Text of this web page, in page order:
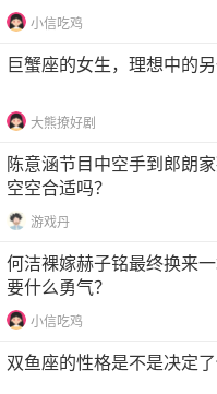
小信吃鸡
巨蟹座的女生，理想中的
大熊撩好剧
陈意涵节目中空手到郎朗
空空合适吗？
游戏丹
何洁裸嫁赫子铭最终换来
要什么勇气？
小信吃鸡
双鱼座的性格是不是决定